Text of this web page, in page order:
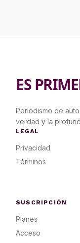
ES
Periodismo de
verdad y la
LEGAL
Privacidad
Términos
SUSCRIPCIÓN
Planes
Acceso